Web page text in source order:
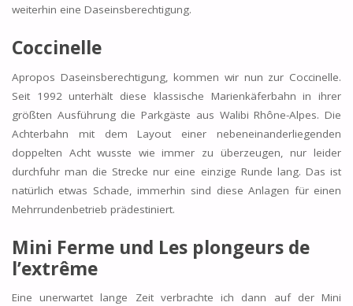
weiterhin eine Daseinsberechtigung.
Coccinelle
Apropos Daseinsberechtigung, kommen wir nun zur Coccinelle.
Seit 1992 unterhält diese klassische Marienkäferbahn in ihrer
größten Ausführung die Parkgäste aus Walibi Rhône-Alpes. Die
Achterbahn mit dem Layout einer nebeneinanderliegenden
doppelten Acht wusste wie immer zu überzeugen, nur leider
durchfuhr man die Strecke nur eine einzige Runde lang. Das ist
natürlich etwas Schade, immerhin sind diese Anlagen für einen
Mehrrundenbetrieb prädestiniert.
Mini Ferme und Les plongeurs de
l’extrême
Eine unerwartet lange Zeit verbrachte ich dann auf der Mini